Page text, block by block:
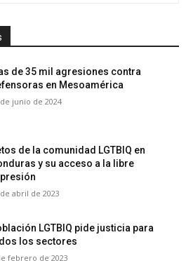
de 35 mil agresiones contra
en Mesoamérica
junio de 2024
de la comunidad LGTBIQ en
y su acceso a la libre
abril de 2023
LGTBIQ pide justicia para
los sectores
febrero de 2023